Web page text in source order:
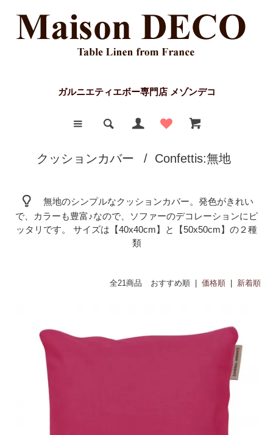
ガルニエティエボー専門店 メゾンデコ
クッションカバー / Confettis:無地
無地のシンプルなクッションカバー。発色がきれい
で、カラーも豊富♪なので、ソファーのデコレーションにピ
ッタリです。 サイズは【40x40cm】と【50x50cm】の２種
類
全21商品 おすすめ順 | 価格順 新着順